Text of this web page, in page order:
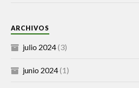
ARCHIVOS
julio 2024(3)
junio 2024(1)